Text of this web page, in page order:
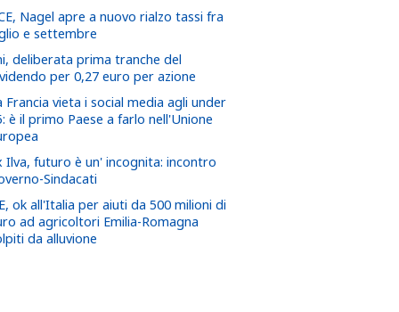
Nagel apre a nuovo rialzo tassi fra
e settembre
deliberata prima tranche del
per 0,27 euro per azione
Francia vieta i social media agli under
è il primo Paese a farlo nell'Unione
Ilva, futuro è un' incognita: incontro
Sindacati
ok all'Italia per aiuti da 500 milioni di
ad agricoltori Emilia-Romagna
da alluvione